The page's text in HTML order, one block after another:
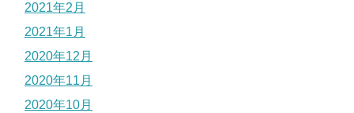
2021年2月
2021年1月
2020年12月
2020年11月
2020年10月